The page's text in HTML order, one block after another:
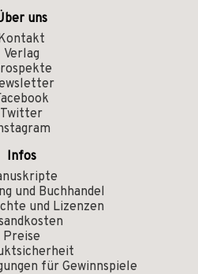
uns
Verlag
Twitter
Infos
und Buchhandel
und Lizenzen
Preise
für Gewinnspiele